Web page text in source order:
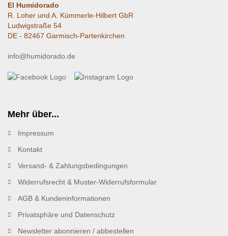
El Humidorado
R. Loher und A. Kümmerle-Hilbert GbR
Ludwigstraße 54
DE - 82467 Garmisch-Partenkirchen
info@humidorado.de
Mehr über...
Impressum
Kontakt
Versand- & Zahlungsbedingungen
Widerrufsrecht & Muster-Widerrufsformular
AGB & Kundeninformationen
Privatsphäre und Datenschutz
Newsletter abonnieren / abbestellen